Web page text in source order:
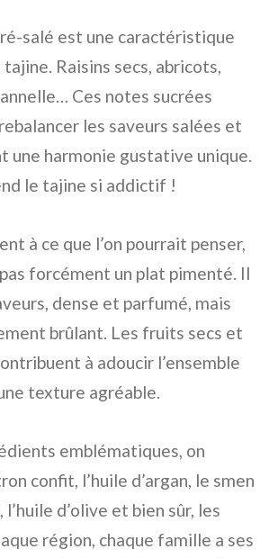
salé est une caractéristique
Raisins secs, abricots,
Ces notes sucrées
les saveurs salées et
une harmonie gustative unique.
le tajine si addictif !
à ce que l’on pourrait penser,
forcément un plat pimenté. Il
dense et parfumé, mais
brûlant. Les fruits secs et
à adoucir l’ensemble
texture agréable.
emblématiques, on
confit, l’huile d’argan, le smen
d’olive et bien sûr, les
région, chaque famille a ses